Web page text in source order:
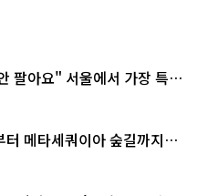
팔아요" 서울에서 가장 특별
터 메타세쿼이아 숲길까지…